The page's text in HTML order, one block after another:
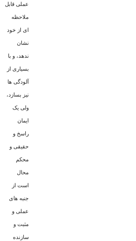
عملى قابل
ملاحظه
اى از خود
نشان
ندهد، و با
بسیارى از
آلودگی ها
نیز بسازد،
ولى یک
ایمان
راسخ و
حقیقى و
محکم
محال
است از
جنبه هاى
عملى و
مثبت و
سازنده